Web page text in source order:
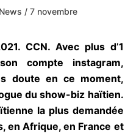
/7
CCN. Avec plus d’1
compte instagram,
doute en ce moment,
vogue du show-biz
haïtienne la plus
aux États-Unis, en